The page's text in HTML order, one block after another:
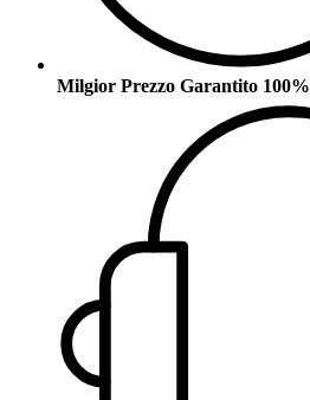
Milgior Prezzo Garantito 100%